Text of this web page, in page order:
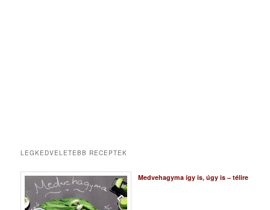
LEGKEDVELETEBB RECEPTEK
Medvehagyma így is, úgy is – télire